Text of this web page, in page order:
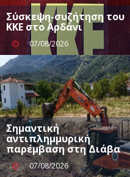
Σύσκεψη-συζήτηση του
ΚΚΕ στο Αρδάνι
07/08/2026
Σημαντική
αντιπλημμυρική
παρέμβαση στη Διάβα
07/08/2026